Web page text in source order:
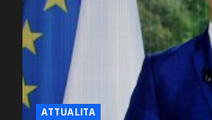
ATTUALITA